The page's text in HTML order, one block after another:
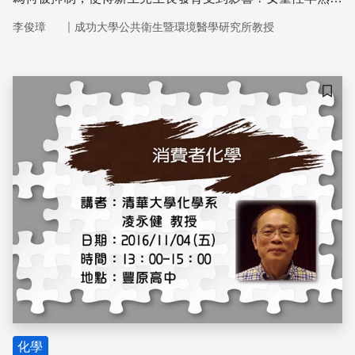
麼？這些影響因子一般民眾可以避免嗎？如何趨吉避凶呢？
以建立一個安全、永續的未來嗎？！
李俊璋 ｜ 成功大學公共衛生暨環境醫學研究所教授
儲存
化學